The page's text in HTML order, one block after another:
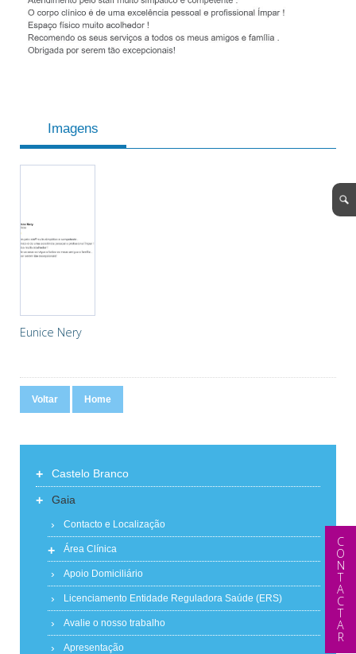
Imagens
Eunice Nery
Voltar Home
+ Castelo Branco
+ Gaia
Contacto e Localização
+ Área Clínica
Apoio Domiciliário
Licenciamento Entidade Reguladora Saúde (ERS)
Avalie o nosso trabalho
Apresentação
CONTACTAR